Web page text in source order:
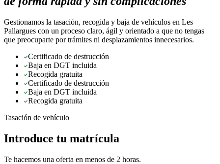
Gestionamos la tasación, recogida y baja de vehículos en Les
Pallargues con un proceso claro, ágil y orientado a que no tengas
que preocuparte por trámites ni desplazamientos innecesarios.
Certificado de destrucción
Baja en DGT incluida
Recogida gratuita
Certificado de destrucción
Baja en DGT incluida
Recogida gratuita
Tasación de vehículo
Introduce tu matrícula
Te hacemos una oferta en menos de 2 horas.